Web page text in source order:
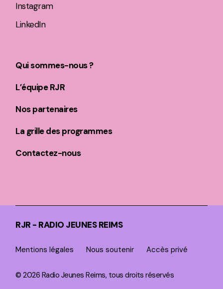
Instagram
LinkedIn
Qui sommes-nous ?
L’équipe RJR
Nos partenaires
La grille des programmes
Contactez-nous
RJR - RADIO JEUNES REIMS
Mentions légales Nous soutenir Accès privé
© 2026 Radio Jeunes Reims, tous droits réservés